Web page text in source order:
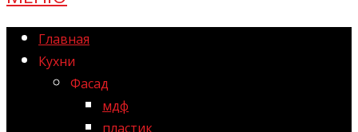
Главная
Кухни
Фасад
мдф
пластик